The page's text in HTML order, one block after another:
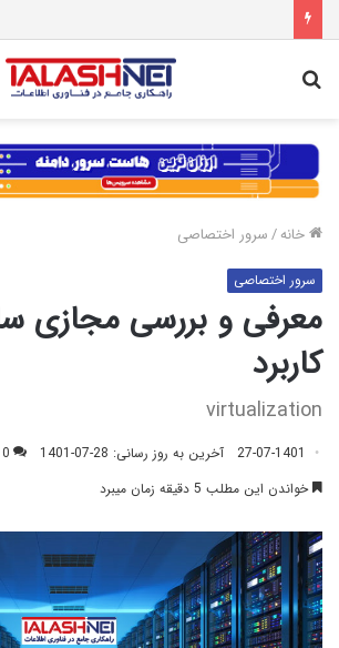
خانه/سرور اختصاصی
سرور اختصاصی
معرفی و بررسی مجازی
کاربرد
virtualization
27-07-1401 آخرین به روز رسانی: 28-07-1401 0
خواندن این مطلب 5 دقیقه زمان میبرد